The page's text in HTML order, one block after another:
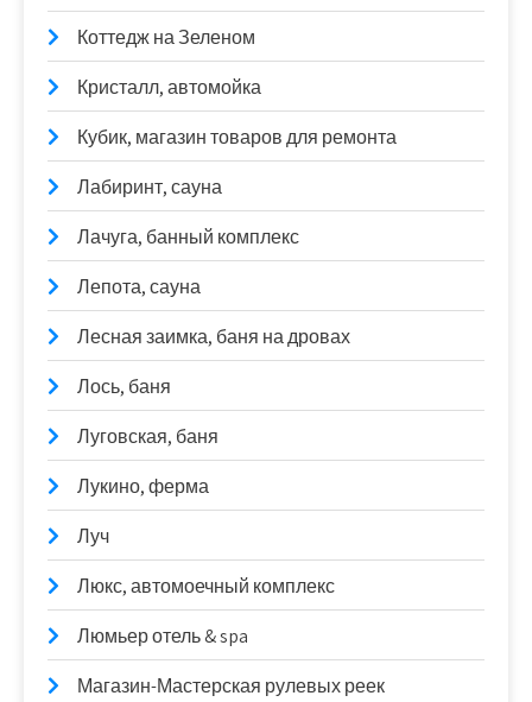
Коттедж на Зеленом
Кристалл, автомойка
Кубик, магазин товаров для ремонта
Лабиринт, сауна
Лачуга, банный комплекс
Лепота, сауна
Лесная заимка, баня на дровах
Лось, баня
Луговская, баня
Лукино, ферма
Луч
Люкс, автомоечный комплекс
Люмьер отель & spa
Магазин-Мастерская рулевых реек